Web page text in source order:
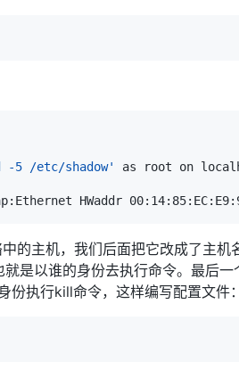
5 /etc/shadow'
HWaddr
的主机，我们后面把它改成了主
是以谁的身份去执行命令。最后
执行kill命令，这样编写配置文件：